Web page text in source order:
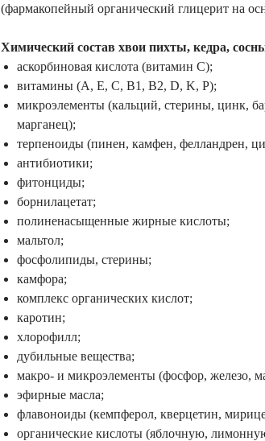
(фармакопейный органический глицерит на
Химический состав хвои пихты, кедра,
аскорбиновая кислота (витамин С);
витамины (А, Е, С, В1, В2, D, K, Р);
микроэлементы (кальций, стерины, цинк,
марганец);
терпеноиды (пинен, камфен, фелландрен,
антибиотики;
фитонциды;
борнилацетат;
полиненасыщенные жирные кислоты;
мальтол;
фосфолипиды, стерины;
камфора;
комплекс органических кислот;
каротин;
хлорофилл;
дубильные вещества;
макро- и микроэлементы (фосфор, железо,
эфирные масла;
флавоноиды (кемпферол, кверцетин,
органические кислоты (яблочную,